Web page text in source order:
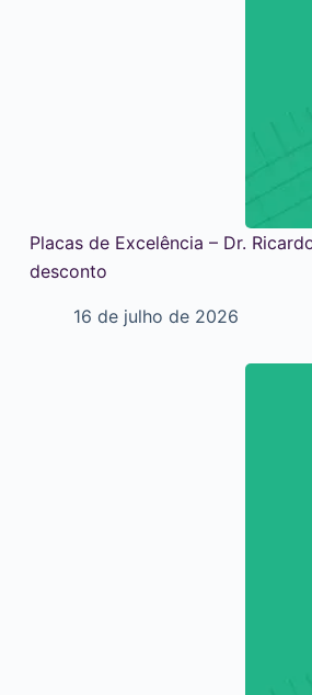
Placas de Excelência – Dr.
desconto
16 de julho de 2026